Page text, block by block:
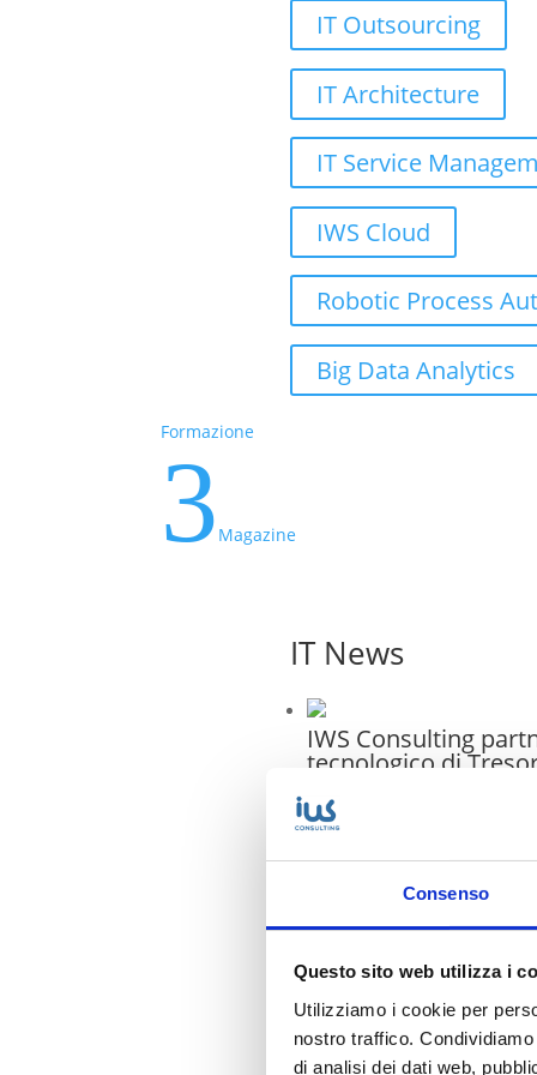
Consenso
Questo sito web utilizza i
Utilizziamo i cookie per
nostro traffico.
di analisi dei dati web,
IT Outsourcing
IT Architecture
IT Service
IWS Cloud
Robotic Process
Big Data Analytics
Formazione
3 Magazine
IT News
IWS Consulting
tecnologico di
la stagione 2026
SMB & Mid-Market
Business Practice in
sistemi dopo
Assessment